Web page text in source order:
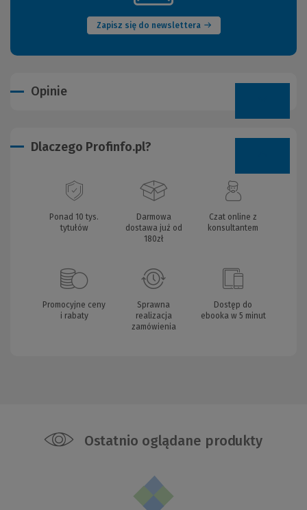
Zapisz się do newslettera
Opinie
Dlaczego Profinfo.pl?
Ponad 10 tys.
tytułów
Darmowa
dostawa już od
180zł
Czat online z
konsultantem
Promocyjne ceny
i rabaty
Sprawna
realizacja
zamówienia
Dostęp do
ebooka w 5 minut
Ostatnio oglądane produkty